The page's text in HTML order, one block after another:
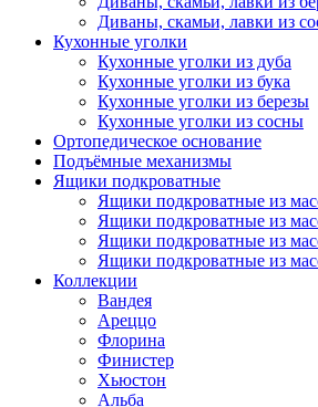
Диваны, скамьи, лавки из
Кухонные уголки
Кухонные уголки из дуба
Кухонные уголки из бука
Кухонные уголки из березы
Кухонные уголки из сосны
Ортопедическое основание
Подъёмные механизмы
Ящики подкроватные
Ящики подкроватные из
Ящики подкроватные из
Ящики подкроватные из
Ящики подкроватные из
Коллекции
Вандея
Ареццо
Флорина
Финистер
Хьюстон
Альба